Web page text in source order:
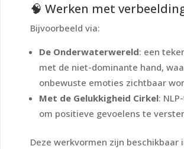
🧠 Werken met
Bijvoorbeeld via:
De Onderwaterwereld: een
met de niet-dominante hand,
onbewuste emoties zichtbaar
Met de Gelukkigheid Cirkel:
om positieve gevoelens te
Deze werkvormen zijn beschikbaar